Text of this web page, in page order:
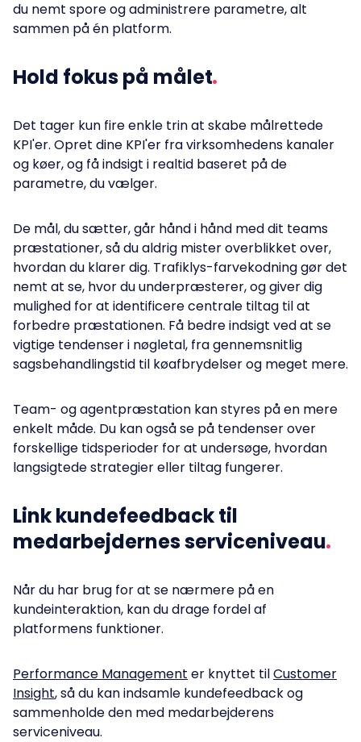
du nemt spore og administrere parametre, alt
sammen på én platform.
Hold fokus på målet
Det tager kun fire enkle trin at skabe målrettede
KPI'er. Opret dine KPI'er fra virksomhedens kanaler
og køer, og få indsigt i realtid baseret på de
parametre, du vælger.
De mål, du sætter, går hånd i hånd med dit teams
præstationer, så du aldrig mister overblikket over,
hvordan du klarer dig. Trafiklys-farvekodning gør det
nemt at se, hvor du underpræsterer, og giver dig
mulighed for at identificere centrale tiltag til at
forbedre præstationen. Få bedre indsigt ved at se
vigtige tendenser i nøgletal, fra gennemsnitlig
sagsbehandlingstid til køafbrydelser og meget mere.
Team- og agentpræstation kan styres på en mere
enkelt måde. Du kan også se på tendenser over
forskellige tidsperioder for at undersøge, hvordan
langsigtede strategier eller tiltag fungerer.
Link kundefeedback til
medarbejdernes serviceniveau
Når du har brug for at se nærmere på en
kundeinteraktion, kan du drage fordel af
platformens funktioner.
Performance Management er knyttet tilCustomer
Insight, så du kan indsamle kundefeedback og
sammenholde den med medarbejderens
serviceniveau.